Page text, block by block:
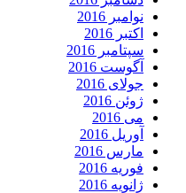
نوامبر 2016
اکتبر 2016
سپتامبر 2016
آگوست 2016
جولای 2016
ژوئن 2016
می 2016
آوریل 2016
مارس 2016
فوریه 2016
ژانویه 2016